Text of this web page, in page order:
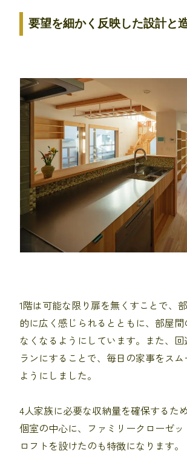
要望を細かく反映した設計と
1階は可能な限り扉を無くすことで、
的に広く感じられるとともに、部屋
なくなるようにしています。また、
ランにすることで、毎日の家事をスム
ようにしました。
4人家族に必要な収納量を確保するた
個室の中心に、ファミリークローゼ
ロフトを設けたのも特徴になります。